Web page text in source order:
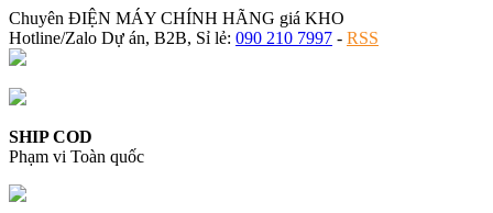
Chuyên ĐIỆN MÁY CHÍNH HÃNG giá KHO
Hotline/Zalo Dự án, B2B, Sỉ lẻ: 090 210 7997 - RSS
SHIP COD
Phạm vi Toàn quốc